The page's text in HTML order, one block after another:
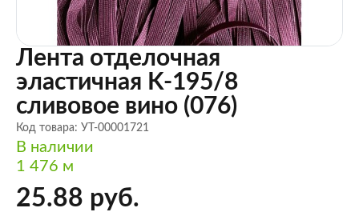
Лента отделочная
эластичная K-195/8
сливовое вино (076)
Код товара: УТ-00001721
В наличии
1 476 м
25.88 руб.